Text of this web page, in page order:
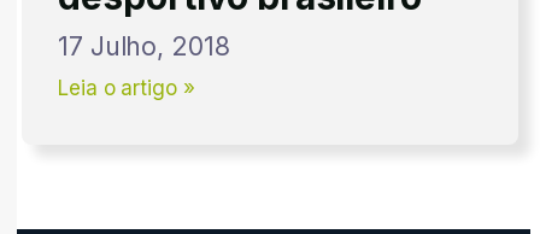
17 Julho, 2018
Leia o artigo »